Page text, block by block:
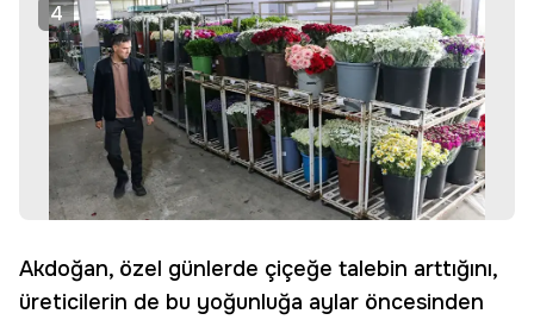
4
Akdoğan, özel günlerde çiçeğe talebin arttığını,
üreticilerin de bu yoğunluğa aylar öncesinden